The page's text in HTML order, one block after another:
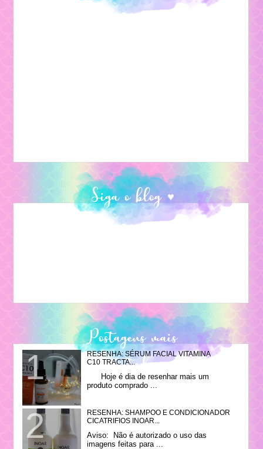
Siga o blog ♥
Postagens mais
visitadas
RESENHA: SÉRUM FACIAL VITAMINA
C10 TRACTA...
Hoje é dia de resenhar mais um
produto comprado ...
RESENHA: SHAMPOO E CONDICIONADOR
CICATRIFIOS INOAR...
Aviso: Não é autorizado o uso das
imagens feitas para ...